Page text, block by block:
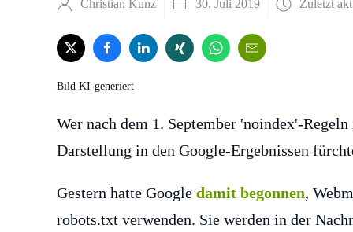
Christian Kunz 30. Juli 2019 Zuletzt
Bild KI-generiert
Wer nach dem 1. September 'noindex'-
Darstellung in den Google-Ergebnissen
Gestern hatte Google damit begonnen,
robots.txt verwenden. Sie werden in der